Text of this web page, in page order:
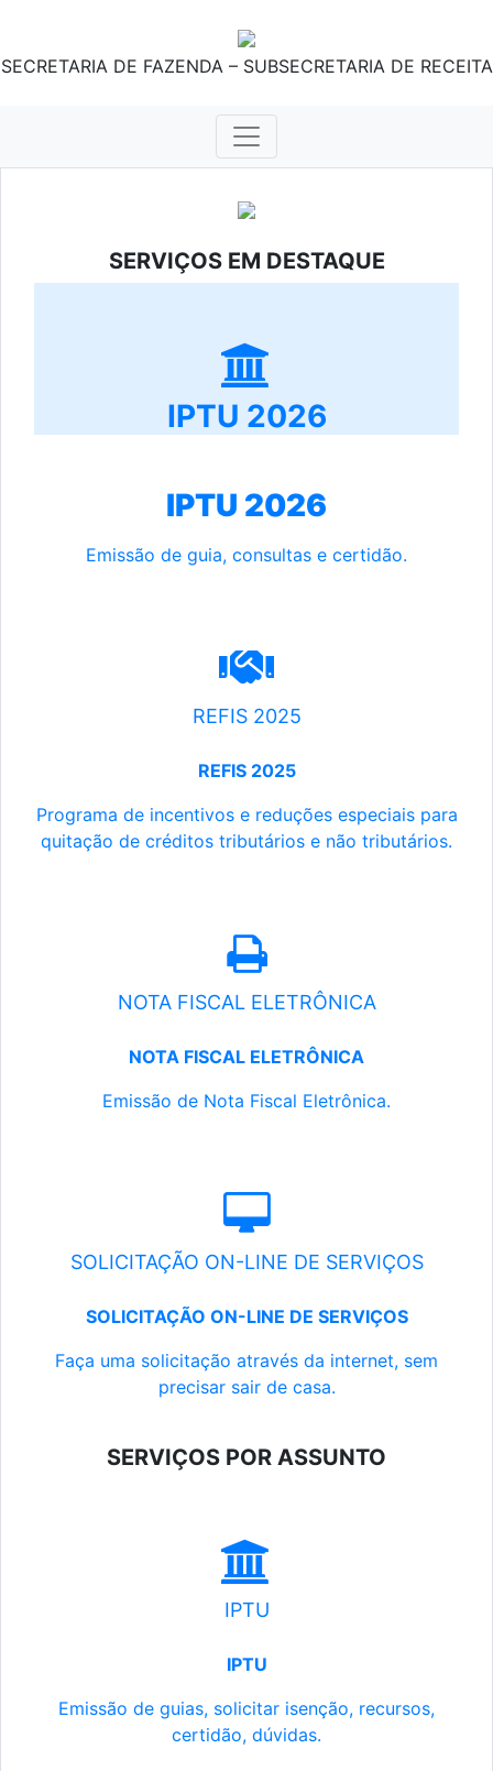
SECRETARIA DE FAZENDA – SUBSECRETARIA DE RECEITA
SERVIÇOS EM DESTAQUE
IPTU 2026
IPTU 2026
Emissão de guia, consultas e certidão.
REFIS 2025
REFIS 2025
Programa de incentivos e reduções especiais para
quitação de créditos tributários e não tributários.
NOTA FISCAL ELETRÔNICA
NOTA FISCAL ELETRÔNICA
Emissão de Nota Fiscal Eletrônica.
SOLICITAÇÃO ON-LINE DE SERVIÇOS
SOLICITAÇÃO ON-LINE DE SERVIÇOS
Faça uma solicitação através da internet, sem
precisar sair de casa.
SERVIÇOS POR ASSUNTO
IPTU
IPTU
Emissão de guias, solicitar isenção, recursos,
certidão, dúvidas.